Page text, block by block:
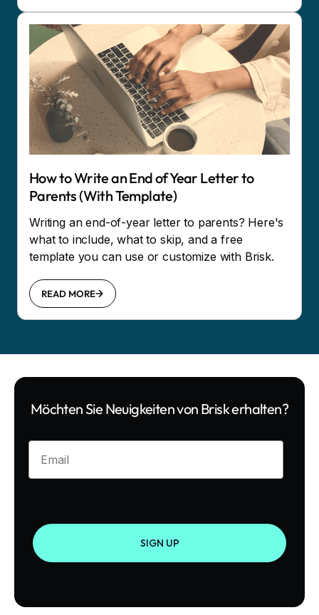
How to Write an End of Year Letter to
Parents (With Template)
Writing an end-of-year letter to parents? Here's
what to include, what to skip, and a free
template you can use or customize with Brisk.
READ MORE
Möchten Sie Neuigkeiten von Brisk erhalten?
Enter your email
SIGN UP